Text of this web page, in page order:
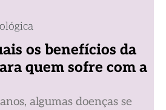
os benefícios da
quem sofre com a
algumas doenças se